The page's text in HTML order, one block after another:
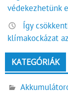
védekezhetünk
Így
klímakockázat
KATEGÓRIÁK